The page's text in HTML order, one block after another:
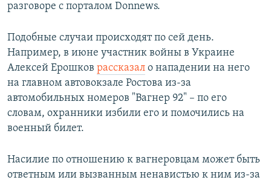
разговоре с порталом Donnews.
Подобные случаи происходят по сей день.
Например, в июне участник войны в Украине
Алексей Ерошков рассказал о нападении на него
на главном автовокзале Ростова из-за
автомобильных номеров "Вагнер 92" – по его
словам, охранники избили его и помочились на
военный билет.
Насилие по отношению к вагнеровцам может быть
ответным или вызванным ненавистью к ним из-за